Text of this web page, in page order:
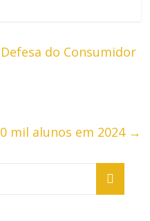
do Consumidor
mil alunos em 2024 →